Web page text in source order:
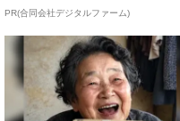
PR(合同会社デジタルファーム)